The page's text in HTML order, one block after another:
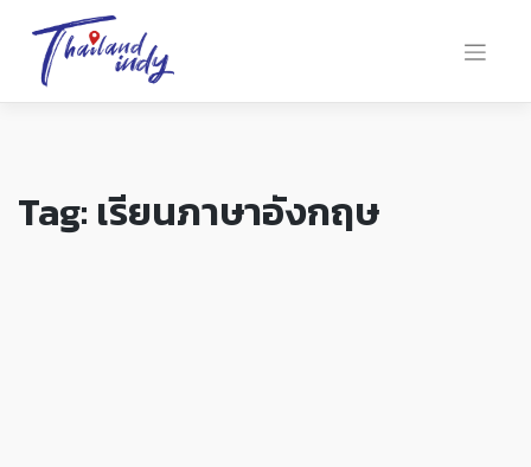
Tag: เรียนภาษาอังกฤษ